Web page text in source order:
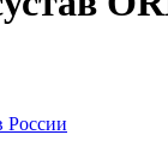
России